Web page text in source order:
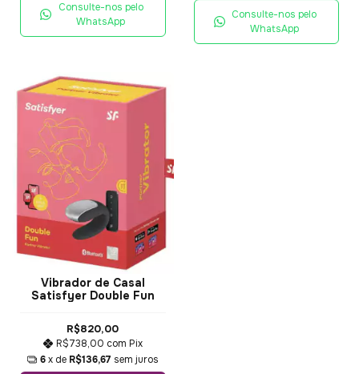
Consulte-nos pelo
WhatsApp
Consulte-nos pelo
WhatsApp
Vibrador de Casal
Satisfyer Double Fun
R$820,00
R$738,00 com Pix
6 x de R$136,67 sem juros